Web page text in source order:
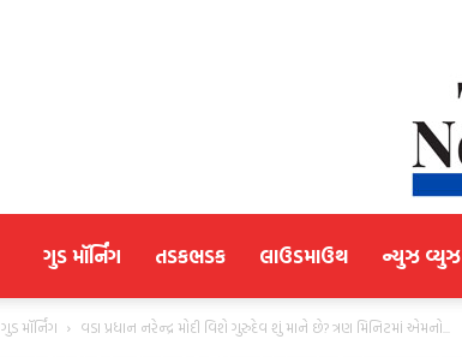
ગુડ મૉર્નિંગ તડકભડક લાઉડમાઉથ ન્યુઝ વ્યુઝ
ગુડ મૉર્નિંગ વડા પ્રધાન નરેન્દ્ર મોદી વિશે ગુરુદેવ શું માને છે? ત્રણ મિનિટમાં એમનો...